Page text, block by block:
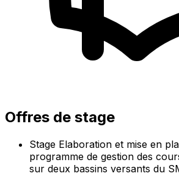
Offres de stage
Stage Elaboration et mise en
programme de gestion des
sur deux bassins versants du